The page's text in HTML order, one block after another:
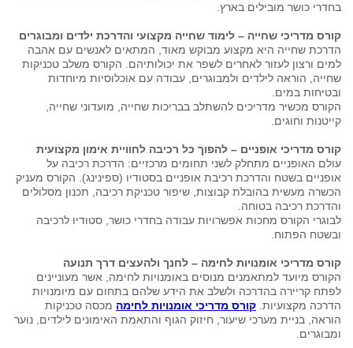
בחדרי כושר מובילים בארץ.
קורס מדריכי שחייה – לימוד שחייה מקצועי והדרכת ילדים ומבוגרים
הדרכת שחייה היא מקצוע מבוקש מאוד, המתאים לאנשים עם אהבה
למים ורצון לעזור לאחרים לשפר את יכולותיהם. הקורס משלב טכניקות
שחייה, הוראה לילדים ולמבוגרים, עבודה עם אוכלוסיות מיוחדות
ובטיחות במים.
הקורס מכשיר מדריכים להשתלב בבריכות שחייה, מועדוני שחייה,
קייטנות וחוגים.
קורס מדריכי אופניים – להפוך כל רכיבה לחוויית אימון מקצועית
עולם האופניים מתחלק לשני תחומים מרכזיים: הדרכת רכיבה על
אופניים בשטח והדרכת רכיבת אופניים בסטודיו (ספינינג). הקורס מעניק
הכשרה מעשית בהובלת קבוצות, שיפור טכניקת רכיבה, תכנון מסלולים
והדרכת רכיבה בטוחה.
לבוגרי הקורס מחכות אפשרויות עבודה בחדרי כושר, סטודיו לרכיבה
ובשטח הפתוח.
קורס מדריכי אומנויות לחימה – לחנך ולהעצים דרך תנועה
הקורס מיועד למתאמנים מנוסים באומנויות לחימה, אשר מעוניינים
לפתח קריירה בהדרכה ולשלב את הידע שלהם בתחום עם מיומנויות
הדרכה מקצועיות. קורס מדריכי אומנויות לחימה מכסה טכניקות
הוראה, בניית מערכי שיעור, חיזוק הגוף והתאמת האימונים לילדים, נוער
ומבוגרים.